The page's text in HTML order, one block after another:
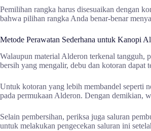
Pemilihan rangka harus disesuaikan dengan
bahwa pilihan rangka Anda benar-benar
Metode Perawatan Sederhana untuk Kanopi
Walaupun material Alderon terkenal tangguh,
bersih yang mengalir, debu dan kotoran dapat
Untuk kotoran yang lebih membandel seperti
pada permukaan Alderon. Dengan demikian,
Selain pembersihan, periksa juga saluran
untuk melakukan pengecekan saluran ini